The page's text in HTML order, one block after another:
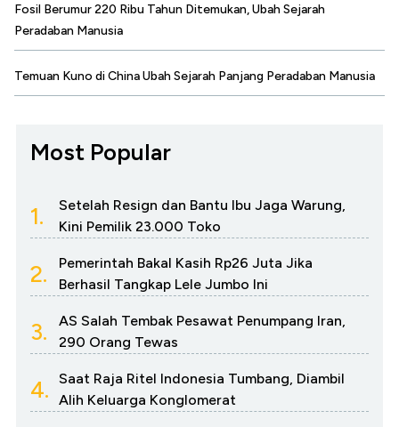
Fosil Berumur 220 Ribu Tahun Ditemukan, Ubah Sejarah
Peradaban Manusia
Temuan Kuno di China Ubah Sejarah Panjang Peradaban Manusia
Most Popular
1.
Setelah Resign dan Bantu Ibu Jaga Warung,
Kini Pemilik 23.000 Toko
2.
Pemerintah Bakal Kasih Rp26 Juta Jika
Berhasil Tangkap Lele Jumbo Ini
3.
AS Salah Tembak Pesawat Penumpang Iran,
290 Orang Tewas
4.
Saat Raja Ritel Indonesia Tumbang, Diambil
Alih Keluarga Konglomerat